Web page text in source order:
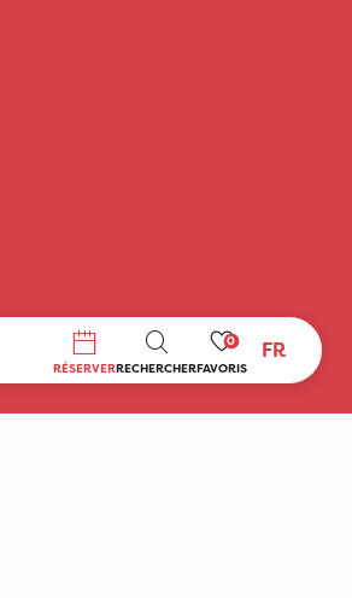
RÉSERVERRECHERCHER
RECHERCHE
0
FAVORIS
FR